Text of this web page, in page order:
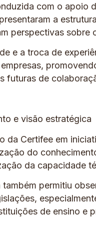
com o apoio
a
perspectivas sobre
e a troca de
futuras de
e visão estratégica
da Certifee em
do
da capacidade
também permitiu
de ensino e